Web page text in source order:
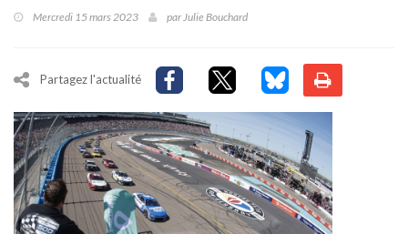
Mercredi 15 mars 2023 parJulie Bouchard
Partagez l'actualité